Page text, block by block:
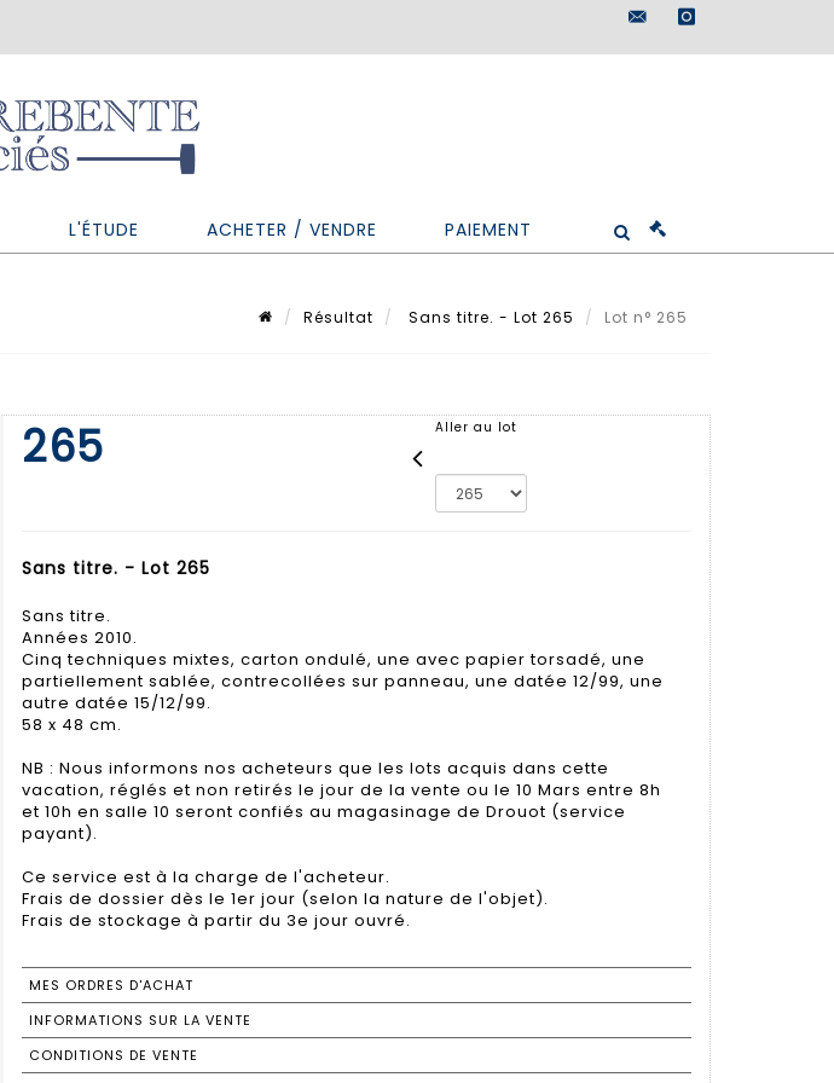
instagram
L'ÉTUDE ACHETER / VENDRE PAIEMENT
Résultat Sans titre. - Lot 265 Lot n° 265
265 Aller au lot
Sans titre. - Lot 265
Sans titre.
Années 2010.
Cinq techniques mixtes, carton ondulé, une avec papier torsadé, une
partiellement sablée, contrecollées sur panneau, une datée 12/99, une
autre datée 15/12/99.
58 x 48 cm.
NB : Nous informons nos acheteurs que les lots acquis dans cette
vacation, réglés et non retirés le jour de la vente ou le 10 Mars entre 8h
et 10h en salle 10 seront confiés au magasinage de Drouot (service
payant).
Ce service est à la charge de l'acheteur.
Frais de dossier dès le 1er jour (selon la nature de l'objet).
Frais de stockage à partir du 3e jour ouvré.
MES ORDRES D'ACHAT
INFORMATIONS SUR LA VENTE
CONDITIONS DE VENTE